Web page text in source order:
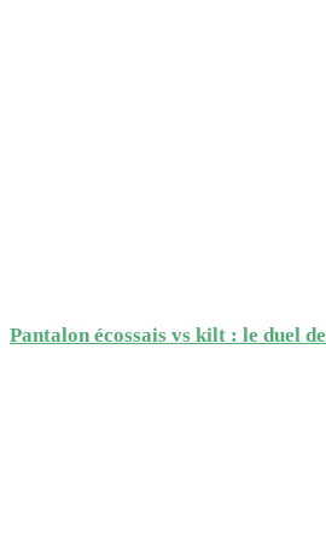
Pantalon écossais vs kilt : le duel